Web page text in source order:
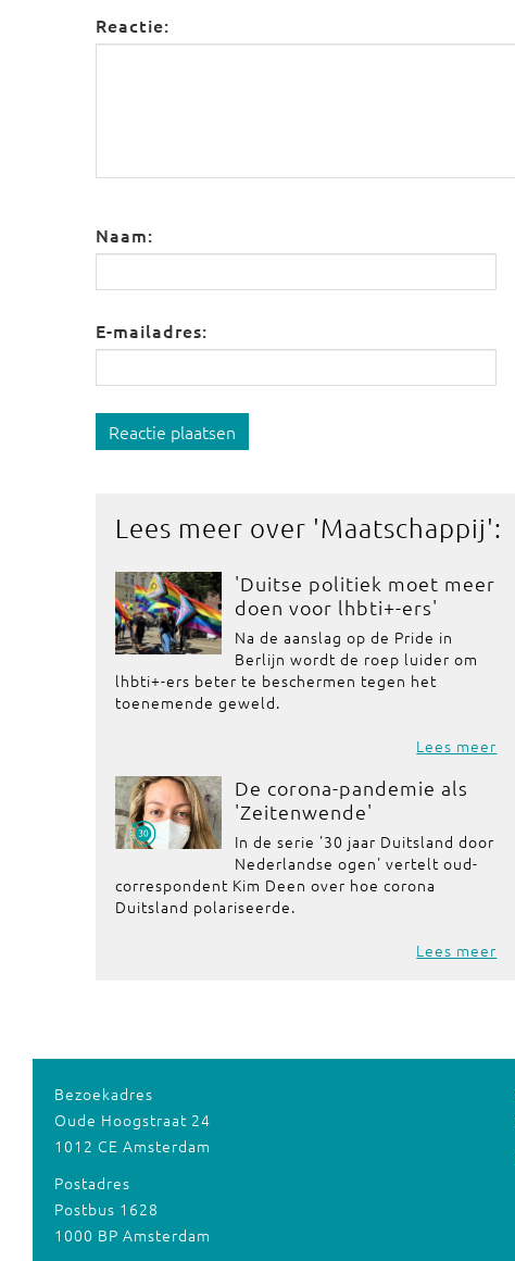
Reactie:
Naam:
E-mailadres:
Reactie plaatsen
Lees meer over 'Maatschappij':
'Duitse politiek moet meer
doen voor lhbti+-ers'
Na de aanslag op de Pride in
Berlijn wordt de roep luider om
lhbti+-ers beter te beschermen tegen het
toenemende geweld.
Lees meer
De corona-pandemie als
'Zeitenwende'
In de serie '30 jaar Duitsland door
Nederlandse ogen' vertelt oud-
correspondent Kim Deen over hoe corona
Duitsland polariseerde.
Lees meer
Bezoekadres
Oude Hoogstraat 24
1012 CE Amsterdam
Postadres
Postbus 1628
1000 BP Amsterdam